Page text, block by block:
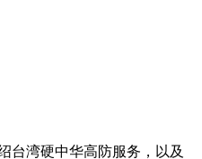
台湾硬中华高防服务，以及